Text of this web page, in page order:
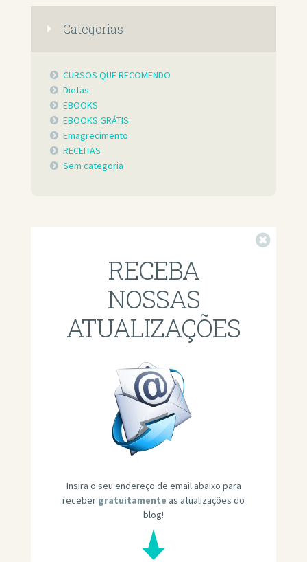
Categorias
CURSOS QUE RECOMENDO
Dietas
EBOOKS
EBOOKS GRÁTIS
Emagrecimento
RECEITAS
Sem categoria
RECEBA
NOSSAS
ATUALIZAÇÕES
Insira o seu endereço de email abaixo para
receber gratuitamente as atualizações do
blog!